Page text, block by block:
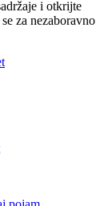
i otkrijte
za nezaboravno